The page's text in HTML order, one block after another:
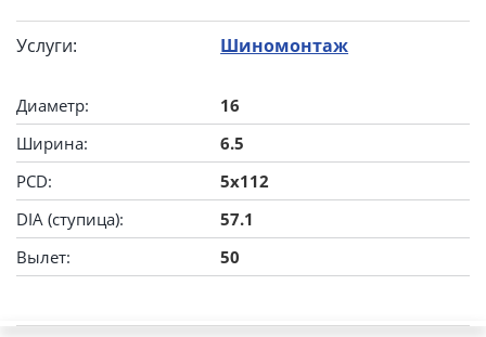
Услуги: Шиномонтаж
Диаметр:
16
Ширина:
6.5
PCD:
5x112
DIA (ступица):
57.1
Вылет:
50